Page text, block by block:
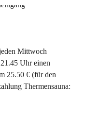
Mittwoch
Uhr einen
25.50 € (für den
Thermensauna: